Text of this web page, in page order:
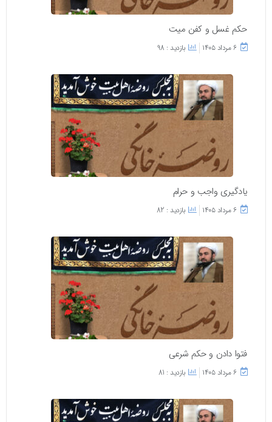
حکم غسل و کفن میت
۶ مرداد ۱۴۰۵ بازدید : 98
یادگیری واجب و حرام
۶ مرداد ۱۴۰۵ بازدید : 82
فتوا دادن و حکم شرعی
۶ مرداد ۱۴۰۵ بازدید : 81